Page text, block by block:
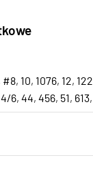
#8, 10, 1076, 12, 122
4/6, 44, 456, 51, 613,